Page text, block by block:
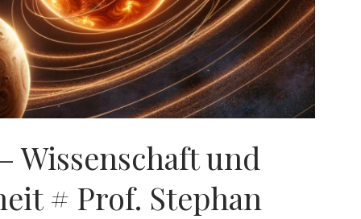
Wissenschaft und
# Prof. Stephan